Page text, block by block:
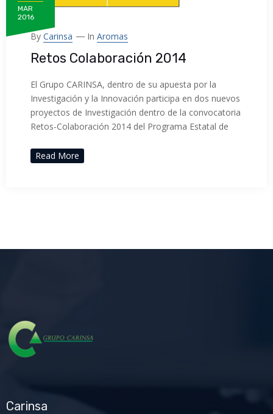
MAR
2016
By Carinsa In Aromas
Retos Colaboración 2014
El Grupo CARINSA, dentro de su apuesta por la
Investigación y la Innovación participa en dos nuevos
proyectos de Investigación dentro de la convocatoria
Retos-Colaboración 2014 del Programa Estatal de
Read More
Carinsa